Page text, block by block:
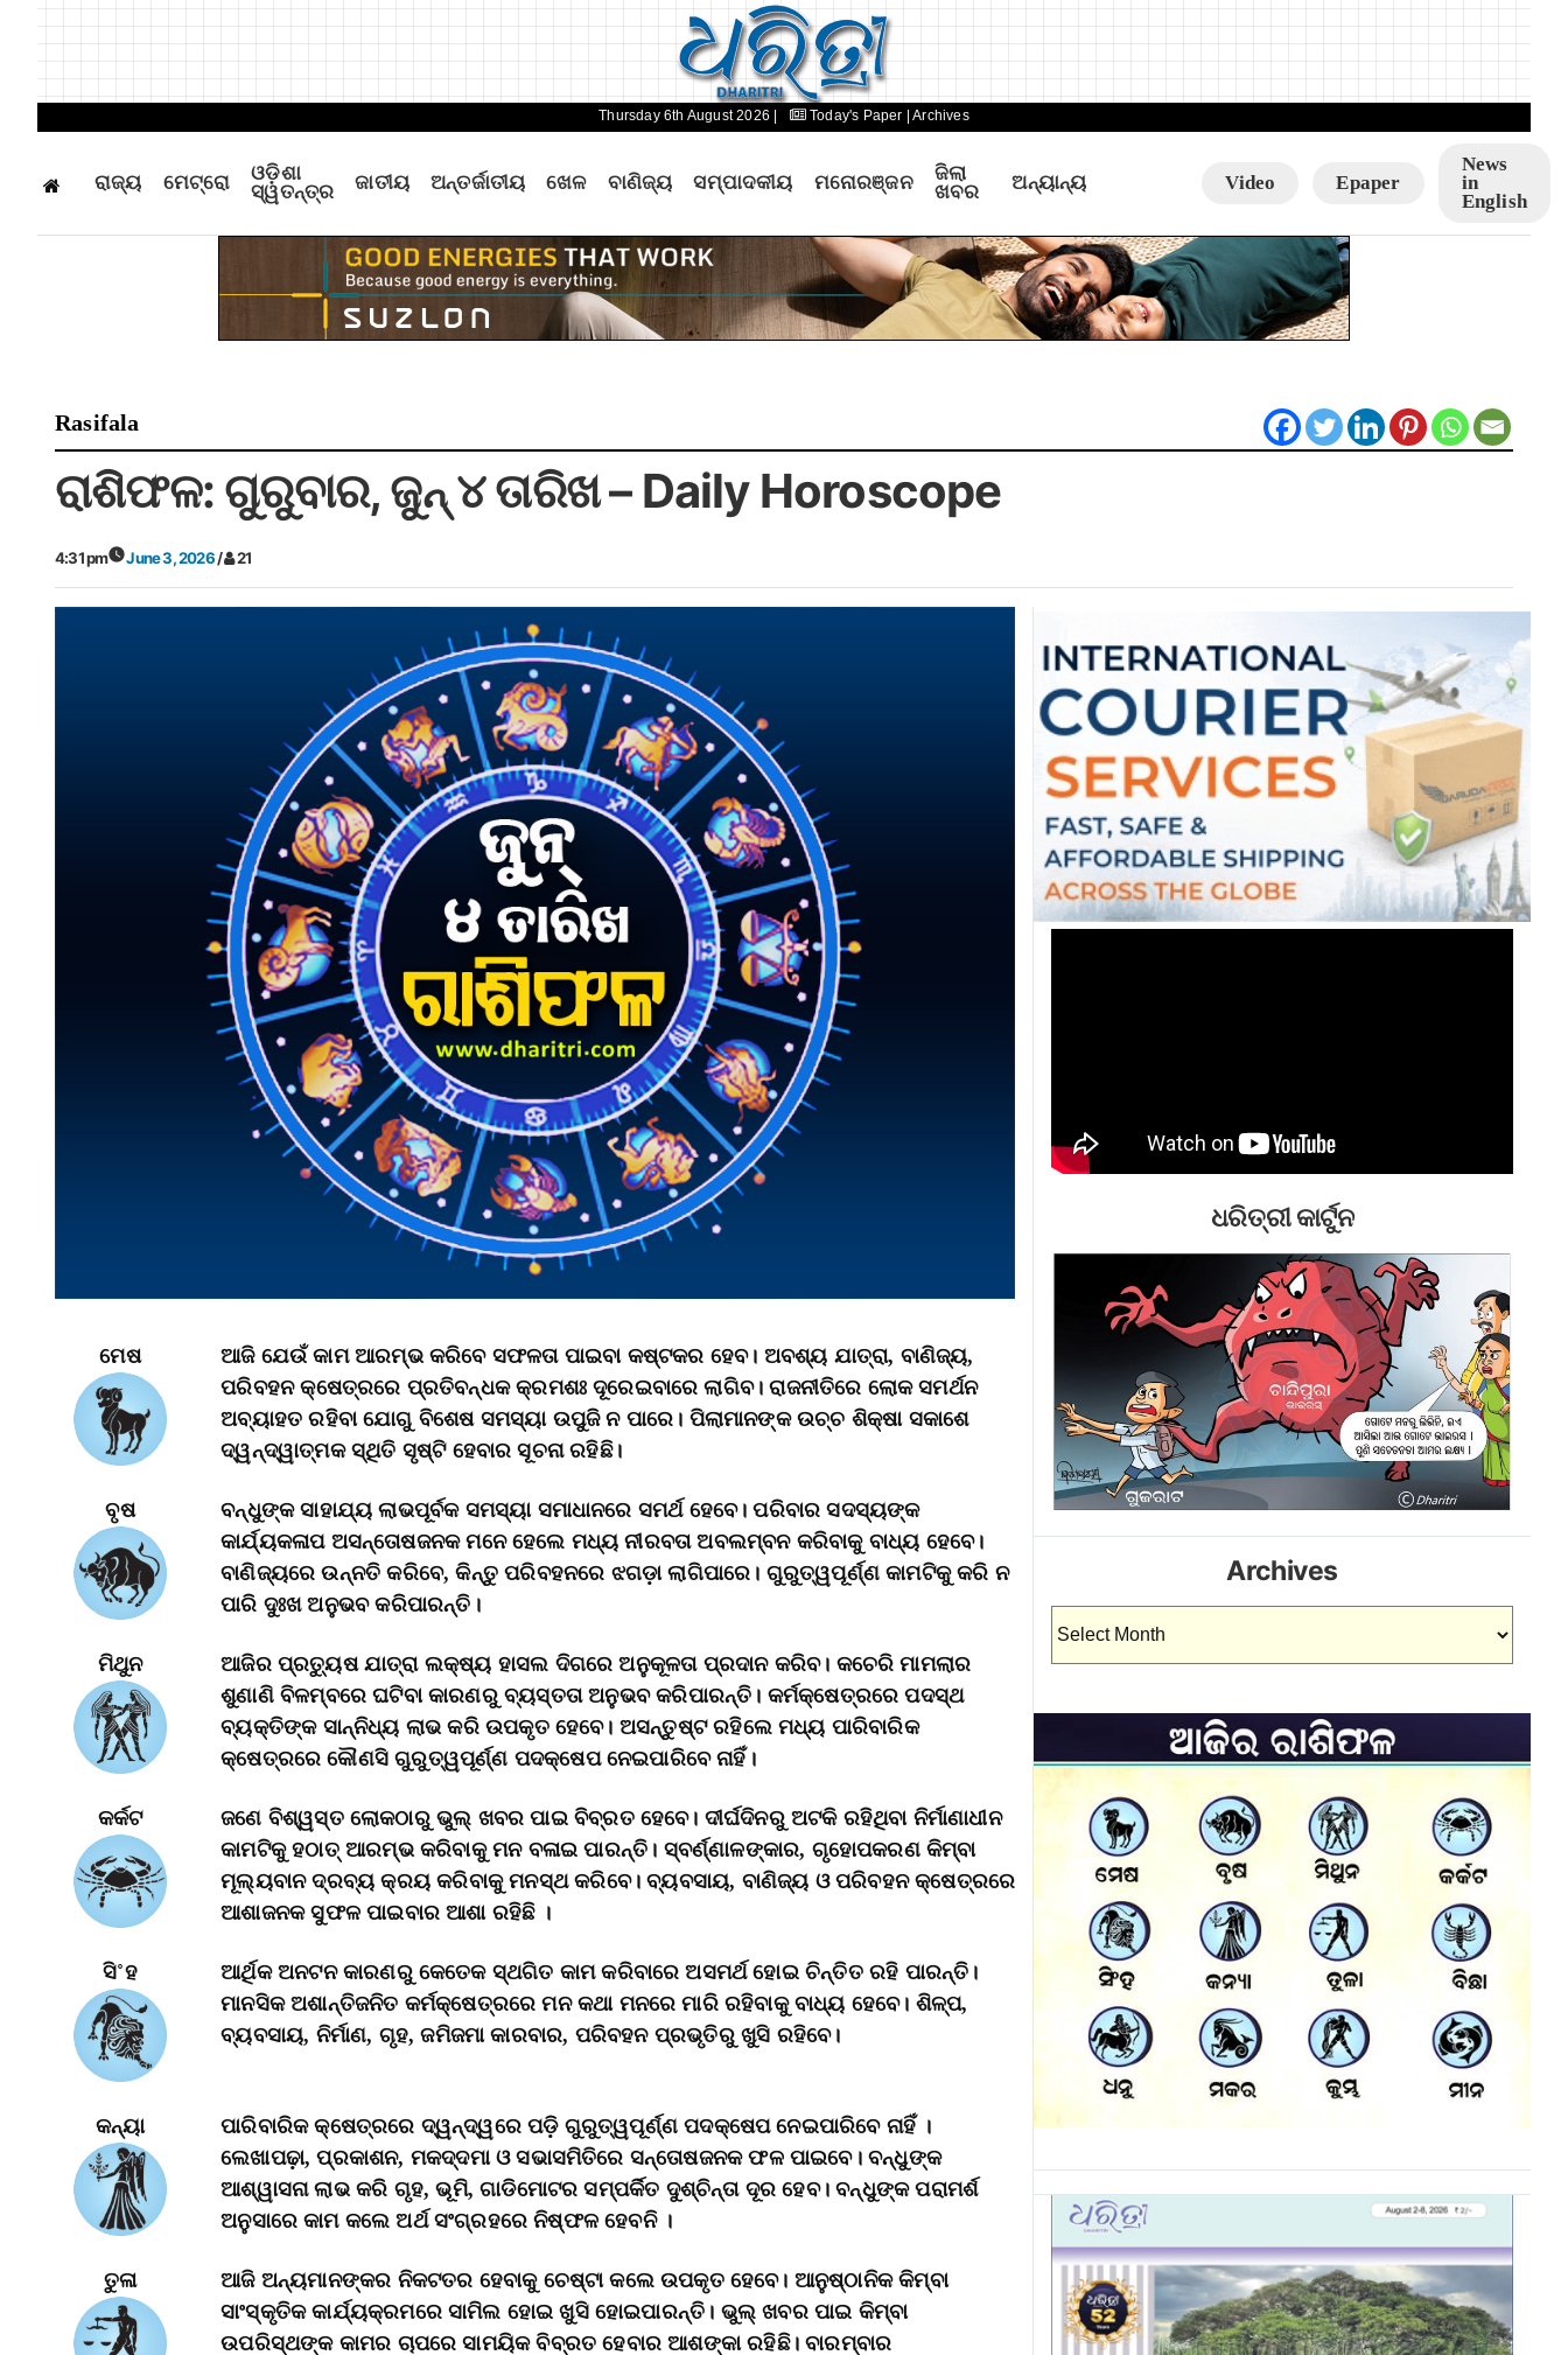
Thursday 6th August 2026 | Today's Paper | Archives
ରାଜ୍ୟ ମେଟ୍ରୋ
ଓଡ଼ିଶା
ସ୍ୱତନ୍ତ୍ର
ଜାତୀୟ ଅନ୍ତର୍ଜାତୀୟ ଖେଳ ବାଣିଜ୍ୟ ସମ୍ପାଦକୀୟ ମନୋରଞ୍ଜନ
ଜିଲା
ଖବର
ଅନ୍ୟାନ୍ୟ Video Epaper
News
in
English
Rasifala
ରାଶିଫଳ: ଗୁରୁବାର, ଜୁନ୍ ୪ ତାରିଖ – Daily Horoscope
4:31 pm June 3, 2026/ 21
ମେଷ
ଆଜି ଯେଉଁ କାମ ଆରମ୍ଭ କରିବେ ସଫଳତା ପାଇବା କଷ୍ଟକର ହେବ। ଅବଶ୍ୟ ଯାତ୍ରା, ବାଣିଜ୍ୟ,
ପରିବହନ କ୍ଷେତ୍ରରେ ପ୍ରତିବନ୍ଧକ କ୍ରମଶଃ ଦୂରେଇବାରେ ଲାଗିବ। ରାଜନୀତିରେ ଲୋକ ସମର୍ଥନ
ଅବ୍ୟାହତ ରହିବା ଯୋଗୁ ବିଶେଷ ସମସ୍ୟା ଉପୁଜି ନ ପାରେ। ପିଲାମାନଙ୍କ ଉଚ୍ଚ ଶିକ୍ଷା ସକାଶେ
ଦ୍ୱନ୍ଦ୍ୱାତ୍ମକ ସ୍ଥିତି ସୃଷ୍ଟି ହେବାର ସୂଚନା ରହିଛି।
ବୃଷ
ବନ୍ଧୁଙ୍କ ସାହାଯ୍ୟ ଲାଭପୂର୍ବକ ସମସ୍ୟା ସମାଧାନରେ ସମର୍ଥ ହେବେ। ପରିବାର ସଦସ୍ୟଙ୍କ
କାର୍ଯ୍ୟକଳାପ ଅସନ୍ତୋଷଜନକ ମନେ ହେଲେ ମଧ୍ୟ ନୀରବତା ଅବଲମ୍ବନ କରିବାକୁ ବାଧ୍ୟ ହେବେ।
ବାଣିଜ୍ୟରେ ଉନ୍ନତି କରିବେ, କିନ୍ତୁ ପରିବହନରେ ଝଗଡ଼ା ଲାଗିପାରେ। ଗୁରୁତ୍ୱପୂର୍ଣ୍ଣ କାମଟିକୁ କରି ନ
ପାରି ଦୁଃଖ ଅନୁଭବ କରିପାରନ୍ତି।
ମିଥୁନ
ଆଜିର ପ୍ରତ୍ୟୁଷ ଯାତ୍ରା ଲକ୍ଷ୍ୟ ହାସଲ ଦିଗରେ ଅନୁକୂଳତା ପ୍ରଦାନ କରିବ। କଚେରି ମାମଲାର
ଶୁଣାଣି ବିଳମ୍ବରେ ଘଟିବା କାରଣରୁ ବ୍ୟସ୍ତତା ଅନୁଭବ କରିପାରନ୍ତି। କର୍ମକ୍ଷେତ୍ରରେ ପଦସ୍ଥ
ବ୍ୟକ୍ତିଙ୍କ ସାନ୍ନିଧ୍ୟ ଲାଭ କରି ଉପକୃତ ହେବେ। ଅସନ୍ତୁଷ୍ଟ ରହିଲେ ମଧ୍ୟ ପାରିବାରିକ
କ୍ଷେତ୍ରରେ କୌଣସି ଗୁରୁତ୍ୱପୂର୍ଣ୍ଣ ପଦକ୍ଷେପ ନେଇପାରିବେ ନାହିଁ।
କର୍କଟ
ଜଣେ ବିଶ୍ୱସ୍ତ ଲୋକଠାରୁ ଭୁଲ୍‌ ଖବର ପାଇ ବିବ୍ରତ ହେବେ। ଦୀର୍ଘଦିନରୁ ଅଟକି ରହିଥିବା ନିର୍ମାଣାଧୀନ
କାମଟିକୁ ହଠାତ୍‌ ଆରମ୍ଭ କରିବାକୁ ମନ ବଳାଇ ପାରନ୍ତି। ସ୍ବର୍ଣ୍ଣାଳଙ୍କାର, ଗୃହୋପକରଣ କିମ୍ବା
ମୂଲ୍ୟବାନ ଦ୍ରବ୍ୟ କ୍ରୟ କରିବାକୁ ମନସ୍ଥ କରିବେ। ବ୍ୟବସାୟ, ବାଣିଜ୍ୟ ଓ ପରିବହନ କ୍ଷେତ୍ରରେ
ଆଶାଜନକ ସୁଫଳ ପାଇବାର ଆଶା ରହିଛି ।
ସି˚ହ
ଆର୍ଥିକ ଅନଟନ କାରଣରୁ କେତେକ ସ୍ଥଗିତ କାମ କରିବାରେ ଅସମର୍ଥ ହୋଇ ଚିନ୍ତିତ ରହି ପାରନ୍ତି।
ମାନସିକ ଅଶାନ୍ତିଜନିତ କର୍ମକ୍ଷେତ୍ରରେ ମନ କଥା ମନରେ ମାରି ରହିବାକୁ ବାଧ୍ୟ ହେବେ। ଶିଳ୍ପ,
ବ୍ୟବସାୟ, ନିର୍ମାଣ, ଗୃହ, ଜମିଜମା କାରବାର, ପରିବହନ ପ୍ରଭୃତିରୁ ଖୁସି ରହିବେ।
କନ୍ୟା
ପାରିବାରିକ କ୍ଷେତ୍ରରେ ଦ୍ୱନ୍ଦ୍ୱରେ ପଡ଼ି ଗୁରୁତ୍ୱପୂର୍ଣ୍ଣ ପଦକ୍ଷେପ ନେଇପାରିବେ ନାହିଁ ।
ଲେଖାପଢ଼ା, ପ୍ରକାଶନ, ମକଦ୍ଦମା ଓ ସଭାସମିତିରେ ସନ୍ତୋଷଜନକ ଫଳ ପାଇବେ। ବନ୍ଧୁଙ୍କ
ଆଶ୍ୱାସନା ଲାଭ କରି ଗୃହ, ଭୂମି, ଗାଡିମୋଟର ସମ୍ପର୍କିତ ଦୁଶ୍ଚିନ୍ତା ଦୂର ହେବ। ବନ୍ଧୁଙ୍କ ପରାମର୍ଶ
ଅନୁସାରେ କାମ କଲେ ଅର୍ଥ ସଂଗ୍ରହରେ ନିଷ୍ଫଳ ହେବନି ।
ତୁଳା
ଆଜି ଅନ୍ୟମାନଙ୍କର ନିକଟତର ହେବାକୁ ଚେଷ୍ଟା କଲେ ଉପକୃତ ହେବେ। ଆନୁଷ୍ଠାନିକ କିମ୍ବା
ସାଂସ୍କୃତିକ କାର୍ଯ୍ୟକ୍ରମରେ ସାମିଲ ହୋଇ ଖୁସି ହୋଇପାରନ୍ତି। ଭୁଲ୍‌ ଖବର ପାଇ କିମ୍ବା
ଉପରିସ୍ଥଙ୍କ କାମର ଚାପରେ ସାମୟିକ ବିବ୍ରତ ହେବାର ଆଶଙ୍କା ରହିଛି। ବାରମ୍ବାର
ଧରିତ୍ରୀ କାର୍ଟୁନ
Archives
Archives